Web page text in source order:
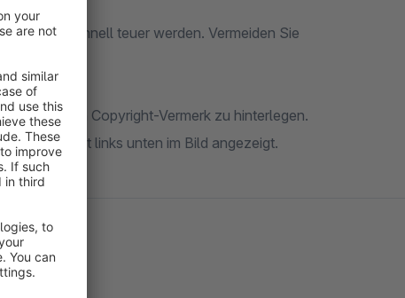
dann schnell teuer werden. Vermeiden Sie
eigenen Copyright-Vermerk zu hinterlegen.
direkt links unten im Bild angezeigt.